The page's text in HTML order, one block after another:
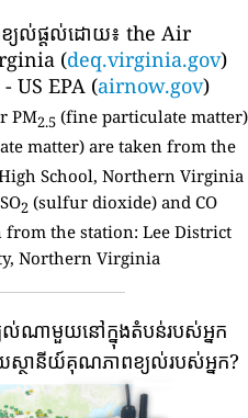
យល់ផ្តល់ដោយ៖ the Air
(deq.virginia.gov)
US EPA (airnow.gov)
PM2.5 (fine particulate matter)
matter) are taken from the
School, Northern Virginia
2 (sulfur dioxide) and CO
the station: Lee District
Northern Virginia
ល់ណាមួយនៅក្នុងតំបន់របស់អ្នក
ស្ថានីយ៍គុណភាពខ្យល់របស់អ្នក?